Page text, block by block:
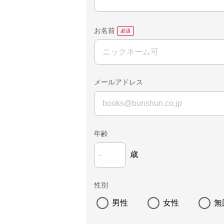
お名前
メールアドレス
年齢
歳
性別
男性 女性 無